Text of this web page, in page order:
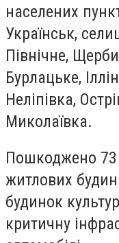
населених
Українськ,
Північне,
Бурлацьке,
Неліпівка,
Миколаївка.
Пошкоджено 73
житлових
будинок
критичну